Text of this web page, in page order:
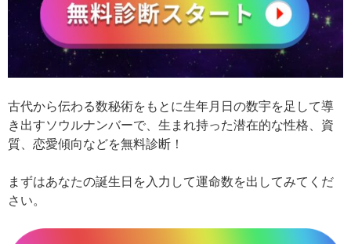
古代から伝わる数秘術をもとに生年月日の数宇を足して導
き出すソウルナンバーで、生まれ持った潜在的な性格、資
質、恋愛傾向などを無料診断！
まずはあなたの誕生日を入力して運命数を出してみてくだ
さい。